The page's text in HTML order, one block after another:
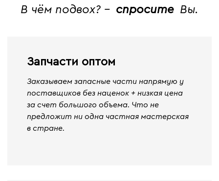
В чём подвох? - спросите Вы.
Запчасти оптом
Заказываем запасные части напрямую у
поставщиков без наценок + низкая цена
за счет большого объема. Что не
предложит ни одна частная мастерская
в стране.